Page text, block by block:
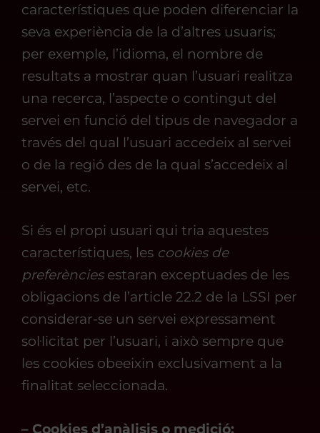
característiques que poden diferenciar la
seva experiència de la d’altres usuaris;
per exemple, l’idioma, el nombre de
resultats a mostrar quan l’usuari realitza
una recerca, l’aspecte o contingut del
servei en funció del tipus de navegador a
través del qual l’usuari accedeix al servei
o de la regió des de la qual s’accedeix al
servei, etc.
Si és el propi usuari qui tria aquestes
característiques, les cookies de
preferències estaran exceptuades de les
obligacions de l’article 22.2 de la LSSI per
considerar-se un servei expressament
sol·licitat per l’usuari, i això sempre que
les cookies obeeixin exclusivament a la
finalitat seleccionada.
– Cookies d’anàlisis o medició: